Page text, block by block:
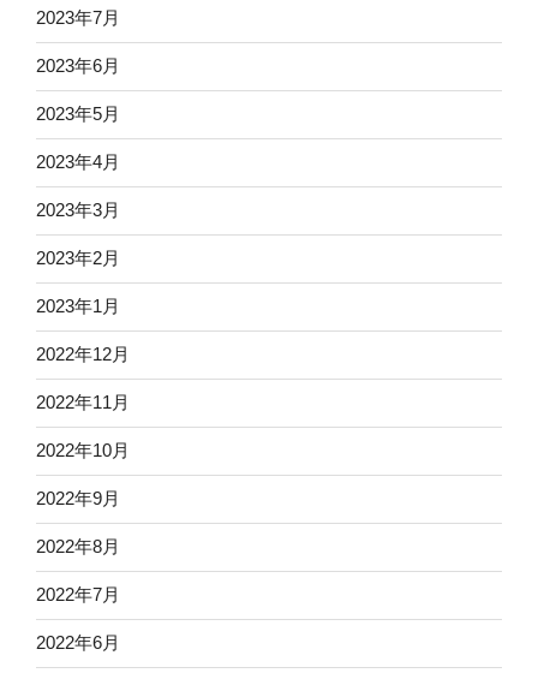
2023年7月
2023年6月
2023年5月
2023年4月
2023年3月
2023年2月
2023年1月
2022年12月
2022年11月
2022年10月
2022年9月
2022年8月
2022年7月
2022年6月